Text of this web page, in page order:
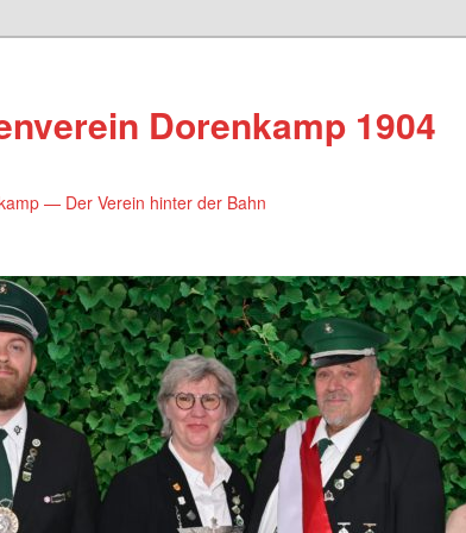
Dorenkamp 1904
— Der Verein hinter der Bahn